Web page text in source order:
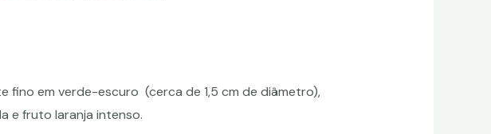
fino em verde-escuro (cerca de 1,5 cm de diâmetro),
e fruto laranja intenso.